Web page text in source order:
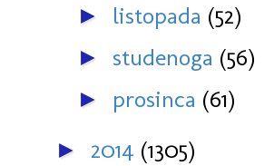
► listopada (52)
► studenoga (56)
► prosinca (61)
► 2014 (1305)